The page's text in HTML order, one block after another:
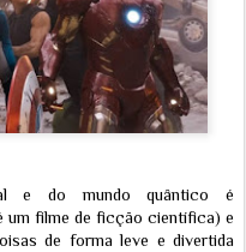
e do mundo quântico é
um filme de ficção científica) e
de forma leve e divertida